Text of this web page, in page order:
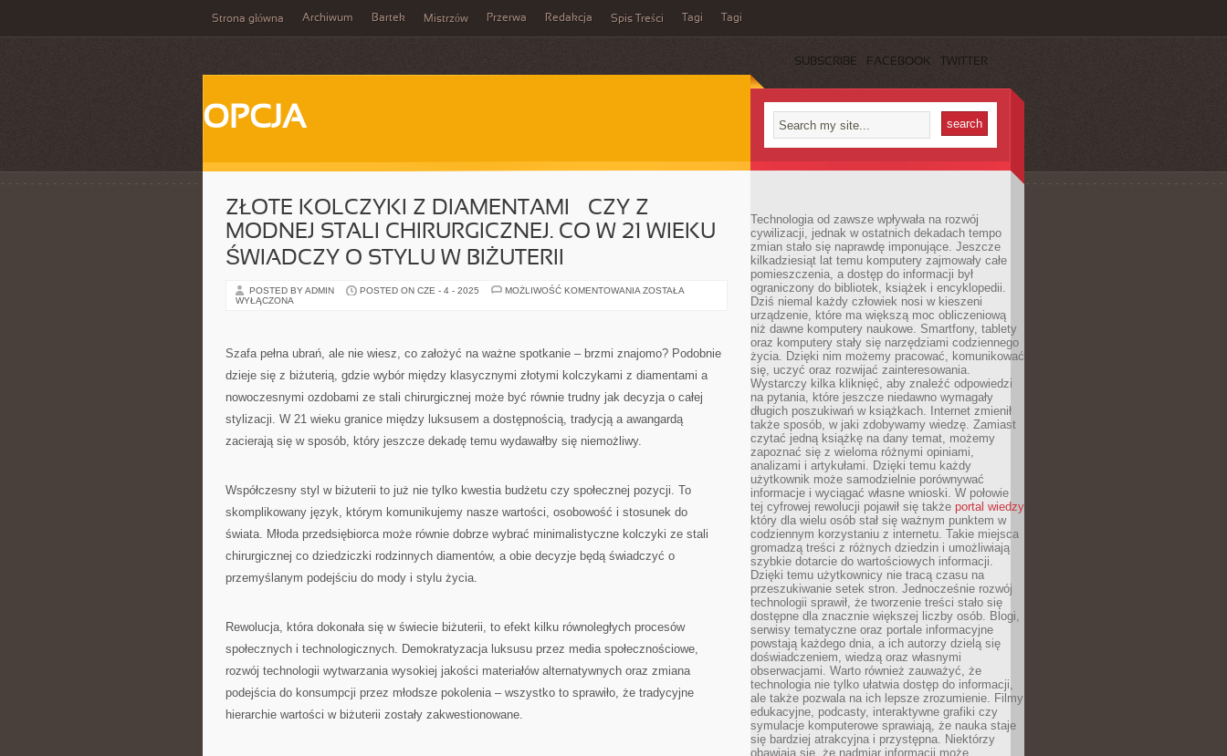
Strona główna Archiwum Bartek Mistrzów Przerwa Redakcja Spis Treści Tagi Tagi
SUBSCRIBE FACEBOOK TWITTER
OPCJA
ZŁOTE KOLCZYKI Z DIAMENTAMI – CZY Z
MODNEJ STALI CHIRURGICZNEJ. CO W 21 WIEKU
ŚWIADCZY O STYLU W BIŻUTERII
POSTED BY ADMIN POSTED ON CZE - 4 - 2025 MOŻLIWOŚĆ KOMENTOWANIA ZŁOTE
Z
MODNEJ
STALI
CHIRURGICZNEJ.
W
WIEKU
ZOSTAŁA
WYŁĄCZONA
Szafa pełna ubrań, ale nie wiesz, co założyć na ważne spotkanie – brzmi znajomo? Podobnie
dzieje się z biżuterią, gdzie wybór między klasycznymi złotymi kolczykami z diamentami a
nowoczesnymi ozdobami ze stali chirurgicznej może być równie trudny jak decyzja o całej
stylizacji. W 21 wieku granice między luksusem a dostępnością, tradycją a awangardą
zacierają się w sposób, który jeszcze dekadę temu wydawałby się niemożliwy.
Współczesny styl w biżuterii to już nie tylko kwestia budżetu czy społecznej pozycji. To
skomplikowany język, którym komunikujemy nasze wartości, osobowość i stosunek do
świata. Młoda przedsiębiorca może równie dobrze wybrać minimalistyczne kolczyki ze stali
chirurgicznej co dziedziczki rodzinnych diamentów, a obie decyzje będą świadczyć o
przemyślanym podejściu do mody i stylu życia.
Rewolucja, która dokonała się w świecie biżuterii, to efekt kilku równoległych procesów
społecznych i technologicznych. Demokratyzacja luksusu przez media społecznościowe,
rozwój technologii wytwarzania wysokiej jakości materiałów alternatywnych oraz zmiana
podejścia do konsumpcji przez młodsze pokolenia – wszystko to sprawiło, że tradycyjne
hierarchie wartości w biżuterii zostały zakwestionowane.
Technologia od zawsze wpływała na rozwój
cywilizacji, jednak w ostatnich dekadach tempo
zmian stało się naprawdę imponujące. Jeszcze
kilkadziesiąt lat temu komputery zajmowały całe
pomieszczenia, a dostęp do informacji był
ograniczony do bibliotek, książek i encyklopedii.
Dziś niemal każdy człowiek nosi w kieszeni
urządzenie, które ma większą moc obliczeniową
niż dawne komputery naukowe. Smartfony, tablety
oraz komputery stały się narzędziami codziennego
życia. Dzięki nim możemy pracować, komunikować
się, uczyć oraz rozwijać zainteresowania.
Wystarczy kilka kliknięć, aby znaleźć odpowiedzi
na pytania, które jeszcze niedawno wymagały
długich poszukiwań w książkach. Internet zmienił
także sposób, w jaki zdobywamy wiedzę. Zamiast
czytać jedną książkę na dany temat, możemy
zapoznać się z wieloma różnymi opiniami,
analizami i artykułami. Dzięki temu każdy
użytkownik może samodzielnie porównywać
informacje i wyciągać własne wnioski. W połowie
tej cyfrowej rewolucji pojawił się także portal wiedzy
który dla wielu osób stał się ważnym punktem w
codziennym korzystaniu z internetu. Takie miejsca
gromadzą treści z różnych dziedzin i umożliwiają
szybkie dotarcie do wartościowych informacji.
Dzięki temu użytkownicy nie tracą czasu na
przeszukiwanie setek stron. Jednocześnie rozwój
technologii sprawił, że tworzenie treści stało się
dostępne dla znacznie większej liczby osób. Blogi,
serwisy tematyczne oraz portale informacyjne
powstają każdego dnia, a ich autorzy dzielą się
doświadczeniem, wiedzą oraz własnymi
obserwacjami. Warto również zauważyć, że
technologia nie tylko ułatwia dostęp do informacji,
ale także pozwala na ich lepsze zrozumienie. Filmy
edukacyjne, podcasty, interaktywne grafiki czy
symulacje komputerowe sprawiają, że nauka staje
się bardziej atrakcyjna i przystępna. Niektórzy
obawiają się, że nadmiar informacji może